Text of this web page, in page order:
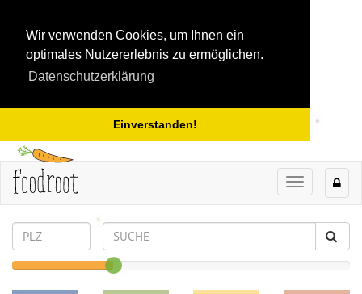
Wir verwenden Cookies, um Ihnen ein
optimales Nutzererlebnis zu ermöglichen.
Datenschutzerklärung
Einverstanden!
TOGGLE